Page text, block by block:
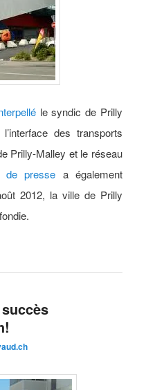
le syndic de Prilly
des transports
Prilly-Malley et le réseau
de presse a également
2012, la ville de Prilly